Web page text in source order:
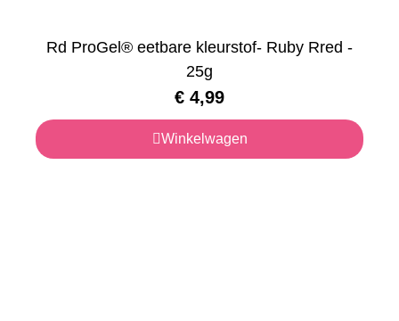
Rd ProGel® eetbare kleurstof- Ruby Rred -
25g
€ 4,99
Winkelwagen